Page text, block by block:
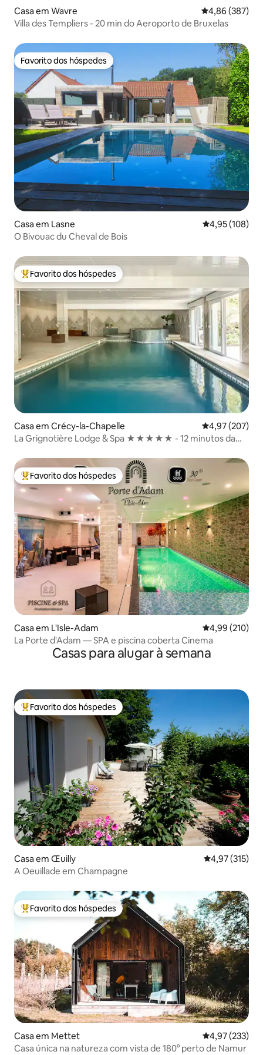
Casa em Wavre Classificação
4,86 (387)
Villa des Templiers - 20 min do Aeroporto de Bruxelas
Favorito dos hóspedes
Favorito dos hóspedes
Casa em Lasne Classificação
4,95 (108)
O Bivouac du Cheval de Bois
Favoritos dos hóspedes mais apreciados
Favorito dos hóspedes
Casa em Crécy-la-Chapelle Classificação
4,97 (207)
La Grignotière Lodge & Spa ★★★★★ - 12 minutos da
Favoritos dos hóspedes mais apreciados
Favorito dos hóspedes
Casa em L'Isle-Adam Classificação
4,99 (210)
La Porte d'Adam — SPA e piscina coberta Cinema
Casas para alugar à semana
Favoritos dos hóspedes mais apreciados
Favorito dos hóspedes
Casa em Œuilly Classificação
4,97 (315)
A Oeuillade em Champagne
Favoritos dos hóspedes mais apreciados
Favorito dos hóspedes
Casa em Mettet Classificação
4,97 (233)
Casa única na natureza com vista de 180° perto de Namur